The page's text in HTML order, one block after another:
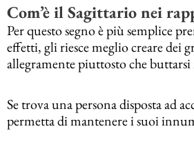
Com’è il Sagittario nei
Per questo segno è più semplice
effetti, gli riesce meglio creare dei
allegramente piuttosto che
Se trova una persona disposta ad
permetta di mantenere i suoi